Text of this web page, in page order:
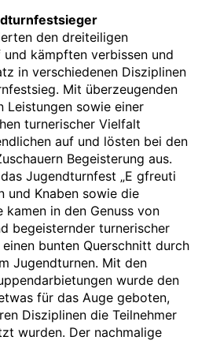
den dreiteiligen
kämpften verbissen und
in verschiedenen Disziplinen
Mit überzeugenden
Leistungen sowie einer
turnerischer Vielfalt
auf und lösten bei den
Begeisterung aus.
Jugendturnfest „E gfreuti
und Knaben sowie die
kamen in den Genuss von
begeisternder turnerischer
bunten Querschnitt durch
Jugendturnen. Mit den
wurde den
für das Auge geboten,
Disziplinen die Teilnehmer
wurden. Der nachmalige